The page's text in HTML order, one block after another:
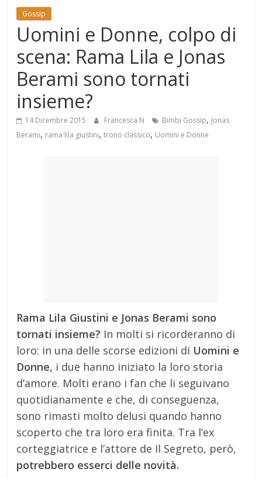
Mondo
Gossip
Uomini e Donne, colpo di
scena: Rama Lila e Jonas
Berami sono tornati
insieme?
14 Dicembre 2015 Francesca N Bimbi Gossip, Jonas
Berami, rama lila giustini,trono classico, Uomini e Donne
Rama Lila Giustini e Jonas Berami sono
tornati insieme? In molti si ricorderanno di
loro: in una delle scorse edizioni di Uomini e
Donne, i due hanno iniziato la loro storia
d’amore. Molti erano i fan che li seguivano
quotidianamente e che, di conseguenza,
sono rimasti molto delusi quando hanno
scoperto che tra loro era finita. Tra l’ex
corteggiatrice e l’attore de Il Segreto, però,
potrebbero esserci delle novità.